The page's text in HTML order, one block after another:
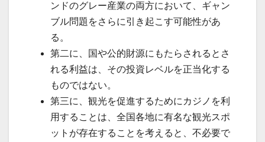
ンドのグレー産業の両方において、ギャン
ブル問題をさらに引き起こす可能性があ
る。
第二に、国や公的財源にもたらされるとさ
れる利益は、その投資レベルを正当化する
ものではない。
第三に、観光を促進するためにカジノを利
用することは、全国各地に有名な観光スポ
ットが存在することを考えると、不必要で